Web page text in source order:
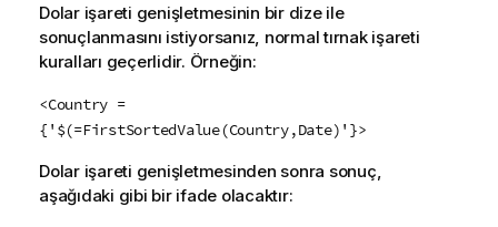
Dolar işareti genişletmesinin bir dize ile
sonuçlanmasını istiyorsanız, normal tırnak işareti
kuralları geçerlidir. Örneğin:
<Country =
{'$(=FirstSortedValue(Country,Date)'}>
Dolar işareti genişletmesinden sonra sonuç,
aşağıdaki gibi bir ifade olacaktır: